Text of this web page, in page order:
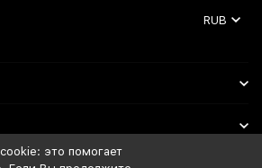
RUB
это помогает